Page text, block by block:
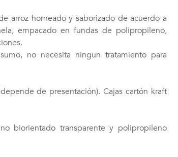
arroz horneado y saborizado de acuerdo a
empacado en fundas de polipropileno,
no necesita ningun tratamiento para
de presentación). Cajas cartón kraft
biorientado transparente y polipropileno